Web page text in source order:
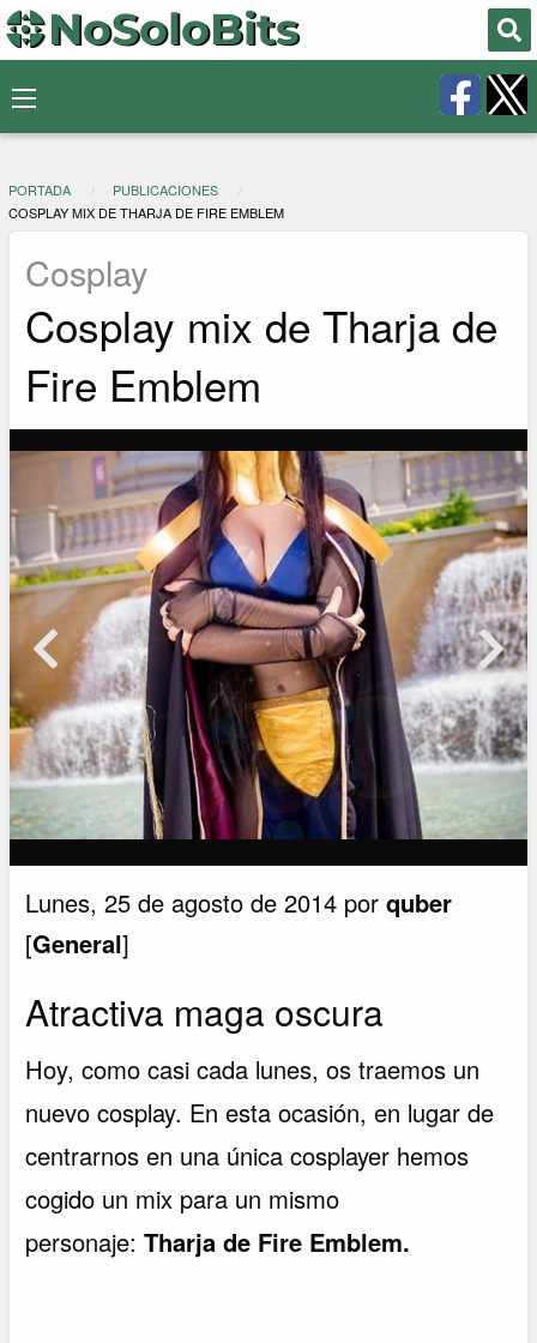
PORTADA
PUBLICACIONES
COSPLAY MIX DE THARJA DE FIRE EMBLEM
Cosplay
Cosplay mix de Tharja de
Fire Emblem
Lunes, 25 de agosto de 2014 porquber
[General]
Atractiva maga oscura
Hoy, como casi cada lunes, os traemos un
nuevo cosplay. En esta ocasión, en lugar de
centrarnos en una única cosplayer hemos
cogido un mix para un mismo
personaje:Tharja de Fire Emblem.